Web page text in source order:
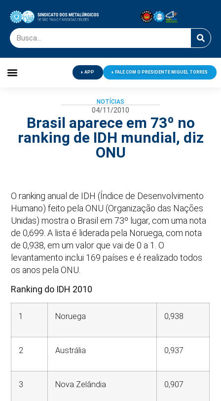
APP FALE COM O PRESIDENTE MIGUEL TORRES
NOTÍCIAS
04/11/2010
Brasil aparece em 73º no
ranking de IDH mundial, diz
ONU
O ranking anual de IDH (Índice de Desenvolvimento
Humano) feito pela ONU (Organização das Nações
Unidas) mostra o Brasil em 73º lugar, com uma nota
de 0,699. A lista é liderada pela Noruega, com nota
de 0,938, em um valor que vai de 0 a 1. O
levantamento inclui 169 países e é realizado todos
os anos pela ONU.
Ranking do IDH 2010
1 Noruega 0,938
2 Austrália 0,937
3 Nova Zelândia 0,907